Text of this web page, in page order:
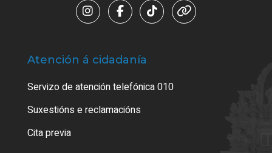
Atención á cidadanía
Servizo de atención telefónica 010
Suxestións e reclamacións
Cita previa